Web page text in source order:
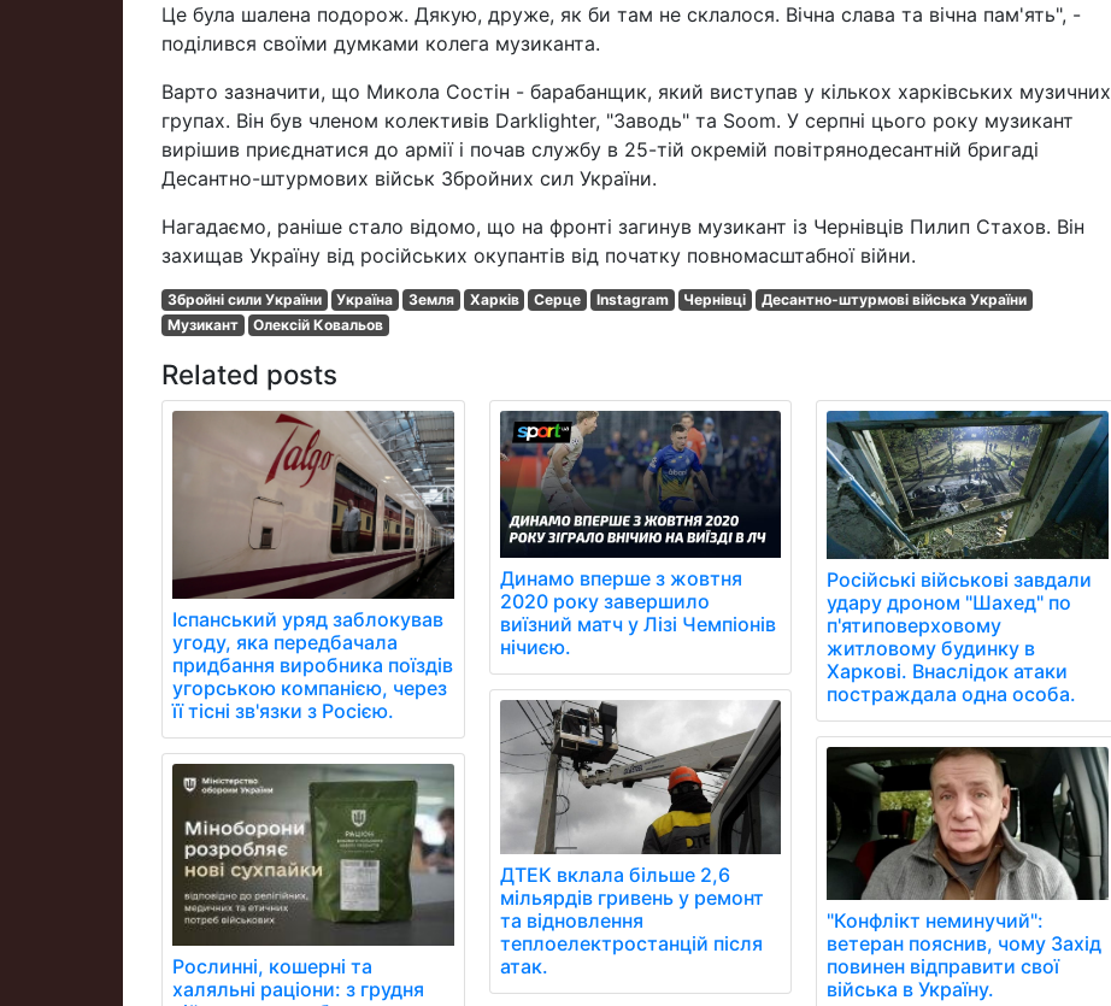
Це була шалена подорож. Дякую, друже, як би там не склалося. Вічна слава та вічна пам'ять", -
поділився своїми думками колега музиканта.
Варто зазначити, що Микола Состін - барабанщик, який виступав у кількох харківських музичних
групах. Він був членом колективів Darklighter, "Заводь" та Soom. У серпні цього року музикант
вирішив приєднатися до армії і почав службу в 25-тій окремій повітрянодесантній бригаді
Десантно-штурмових військ Збройних сил України.
Нагадаємо, раніше стало відомо, що на фронті загинув музикант із Чернівців Пилип Стахов. Він
захищав Україну від російських окупантів від початку повномасштабної війни.
Збройні сили України Україна Земля Харків Серце Instagram Чернівці
Десантно-штурмові війська України
Музикант
Олексій Ковальов
Related posts
Іспанський уряд заблокував
угоду, яка передбачала
придбання виробника поїздів
угорською компанією, через
її тісні зв'язки з Росією.
Рослинні, кошерні та
халяльні раціони: з грудня
Динамо вперше з жовтня
2020 року завершило
виїзний матч у Лізі Чемпіонів
нічиєю.
ДТЕК вклала більше 2,6
мільярдів гривень у ремонт
та відновлення
теплоелектростанцій після
атак.
Російські військові завдали
удару дроном "Шахед" по
п'ятиповерховому
житловому будинку в
Харкові. Внаслідок атаки
постраждала одна особа.
"Конфлікт неминучий":
ветеран пояснив, чому Захід
повинен відправити свої
війська в Україну.